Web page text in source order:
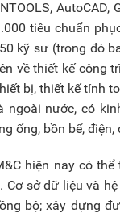
tiêu chuẩn
kỹ sư (trong đó
về thiết kế công
bị, thiết kế tính
nước, có
ống, bồn bể,
hiện nay có
sở dữ liệu và
bộ; xây dựng